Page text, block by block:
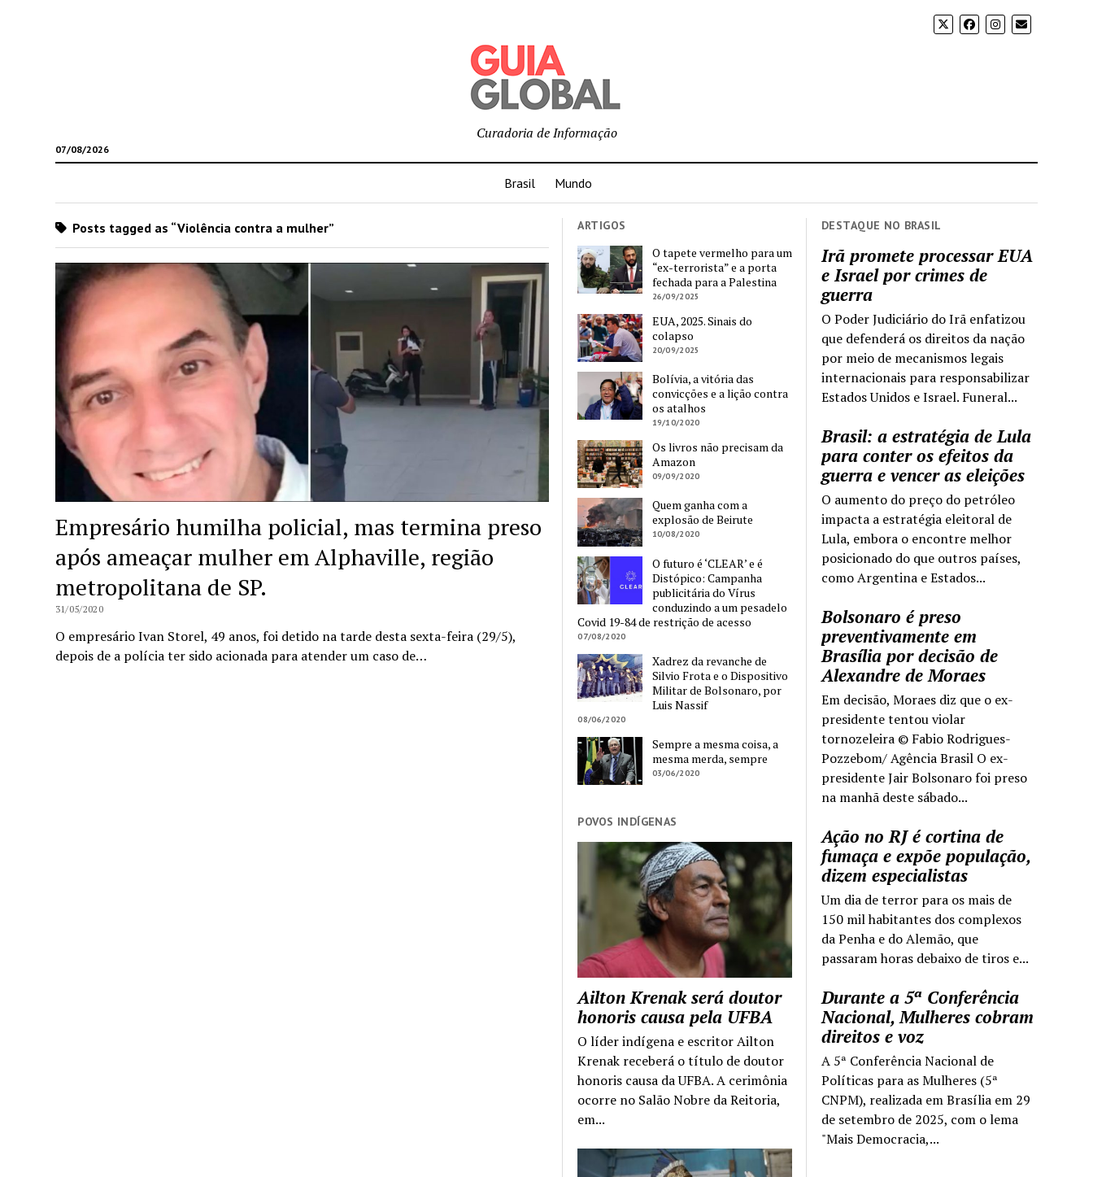
07/08/2026
Curadoria de Informação
Brasil Mundo
DESTAQUE NO BRASIL
Irã promete processar EUA
e Israel por crimes de
guerra
O Poder Judiciário do Irã enfatizou
que defenderá os direitos da nação
por meio de mecanismos legais
internacionais para responsabilizar
Estados Unidos e Israel. Funeral...
Brasil: a estratégia de Lula
para conter os efeitos da
guerra e vencer as eleições
O aumento do preço do petróleo
impacta a estratégia eleitoral de
Lula, embora o encontre melhor
posicionado do que outros países,
como Argentina e Estados...
Bolsonaro é preso
preventivamente em
Brasília por decisão de
Alexandre de Moraes
Em decisão, Moraes diz que o ex-
presidente tentou violar
tornozeleira © Fabio Rodrigues-
Pozzebom/ Agência Brasil O ex-
presidente Jair Bolsonaro foi preso
na manhã deste sábado...
Ação no RJ é cortina de
fumaça e expõe população,
dizem especialistas
Um dia de terror para os mais de
150 mil habitantes dos complexos
da Penha e do Alemão, que
passaram horas debaixo de tiros e...
Durante a 5ª Conferência
Nacional, Mulheres cobram
direitos e voz
A 5ª Conferência Nacional de
Políticas para as Mulheres (5ª
CNPM), realizada em Brasília em 29
de setembro de 2025, com o lema
"Mais Democracia,...
Posts tagged as “Violência contra a mulher”
Empresário humilha policial, mas termina preso
após ameaçar mulher em Alphaville, região
metropolitana de SP.
31/05/2020
O empresário Ivan Storel, 49 anos, foi detido na tarde desta sexta-feira (29/5),
depois de a polícia ter sido acionada para atender um caso de…
ARTIGOS
O tapete vermelho para um
“ex-terrorista” e a porta
fechada para a Palestina
26/09/2025
EUA, 2025. Sinais do
colapso
20/09/2025
Bolívia, a vitória das
convicções e a lição contra
os atalhos
19/10/2020
Os livros não precisam da
Amazon
09/09/2020
Quem ganha com a
explosão de Beirute
10/08/2020
O futuro é ‘CLEAR’ e é
Distópico: Campanha
publicitária do Vírus
conduzindo a um pesadelo
Covid 19-84 de restrição de acesso
07/08/2020
Xadrez da revanche de
Silvio Frota e o Dispositivo
Militar de Bolsonaro, por
Luis Nassif
08/06/2020
Sempre a mesma coisa, a
mesma merda, sempre
03/06/2020
POVOS INDÍGENAS
Ailton Krenak será doutor
honoris causa pela UFBA
O líder indígena e escritor Ailton
Krenak receberá o título de doutor
honoris causa da UFBA. A cerimônia
ocorre no Salão Nobre da Reitoria,
em...